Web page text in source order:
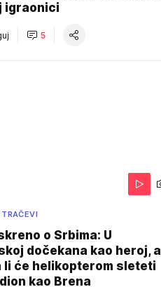
igraonici
5
o Srbima: U
dočekana kao heroj, a
li će helikopterom sleteti
kao Brena